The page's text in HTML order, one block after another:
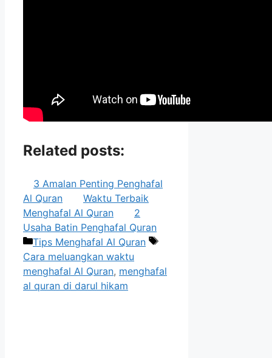
Related posts:
3 Amalan Penting Penghafal
Al Quran
Waktu Terbaik
Menghafal Al Quran
2
Usaha Batin Penghafal Quran
Categories
Tips Menghafal Al Quran
Tags
Cara meluangkan waktu
menghafal Al Quran, menghafal
al quran di darul hikam